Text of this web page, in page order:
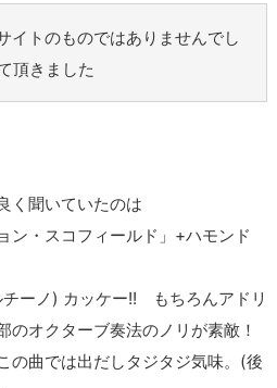
イトのものではありませんでし
頂きました
く聞いていたのは
ン・スコフィールド」+ハモンド
ーノ) カッケー!! もちろんアドリ
のオクターブ奏法のノリが素敵！
の曲では出だしタジタジ気味。(後